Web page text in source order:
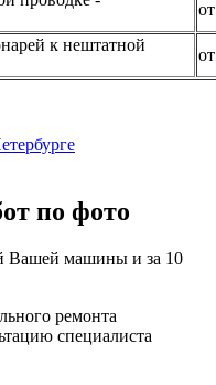
к нештатной
по фото
Вашей машины и за 10
ремонта
специалиста